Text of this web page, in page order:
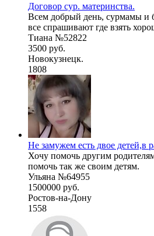
Договор сур. материнства.
Всем добрый день, сурмамы и
все спрашивают где взять
Тиана №52822
3500 руб.
Новокузнецк.
1808
Не замужем есть двое детей,в
Хочу помочь другим
помочь так же своим детям.
Ульяна №64955
1500000 руб.
Ростов-на-Дону
1558